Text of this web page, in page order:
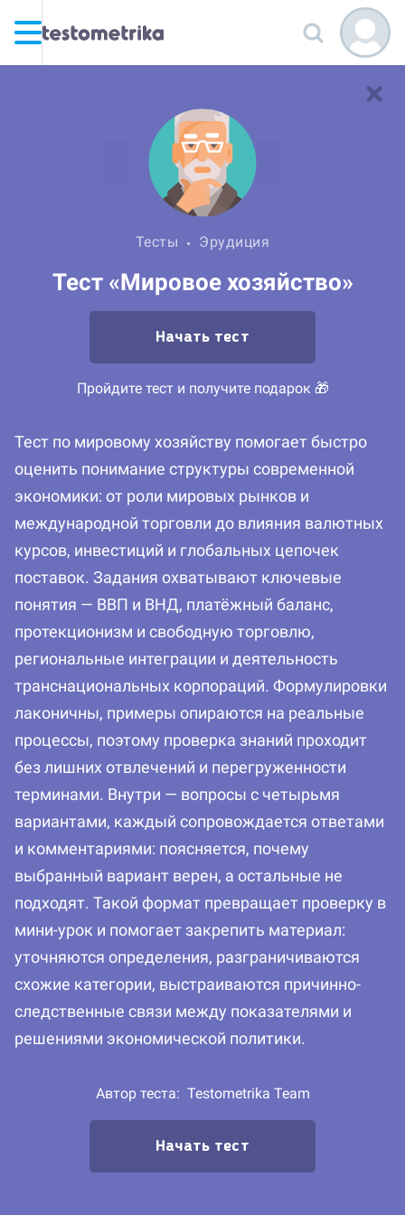
Тесты Эрудиция
Тест «Мировое хозяйство»
Начать тест
Пройдите тест и получите подарок 🎁
Тест по мировому хозяйству помогает быстро
оценить понимание структуры современной
экономики: от роли мировых рынков и
международной торговли до влияния валютных
курсов, инвестиций и глобальных цепочек
поставок. Задания охватывают ключевые
понятия — ВВП и ВНД, платёжный баланс,
протекционизм и свободную торговлю,
региональные интеграции и деятельность
транснациональных корпораций. Формулировки
лаконичны, примеры опираются на реальные
процессы, поэтому проверка знаний проходит
без лишних отвлечений и перегруженности
терминами. Внутри — вопросы с четырьмя
вариантами, каждый сопровождается ответами
и комментариями: поясняется, почему
выбранный вариант верен, а остальные не
подходят. Такой формат превращает проверку в
мини-урок и помогает закрепить материал:
уточняются определения, разграничиваются
схожие категории, выстраиваются причинно-
следственные связи между показателями и
решениями экономической политики.
Автор теста: Testometrika Team
Начать тест